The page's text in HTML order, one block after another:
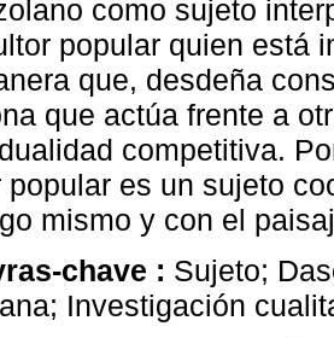
como sujeto
popular quien está
que, desdeña
que actúa frente a
competitiva.
popular es un sujeto
mismo y con el
chave : Sujeto;
Investigación